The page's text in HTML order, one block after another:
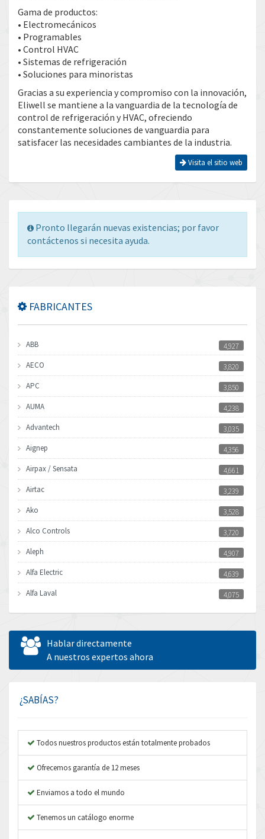
Gama de productos:
• Electromecánicos
• Programables
• Control HVAC
• Sistemas de refrigeración
• Soluciones para minoristas
Gracias a su experiencia y compromiso con la innovación,
Eliwell se mantiene a la vanguardia de la tecnología de
control de refrigeración y HVAC, ofreciendo
constantemente soluciones de vanguardia para
satisfacer las necesidades cambiantes de la industria.
Visita el sitio web
Pronto llegarán nuevas existencias; por favor
contáctenos si necesita ayuda.
FABRICANTES
ABB
4,927
AECO
3,820
APC
3,850
AUMA
4,238
Advantech
3,035
Aignep
4,356
Airpax / Sensata
4,661
Airtac
3,239
Ako
3,528
Alco Controls
3,720
Aleph
4,907
Alfa Electric
4,639
Alfa Laval
4,075
Allen Bradley
3,050
Allen West
Amperite
Amplicon Liveline
Apex Dynamics
Asco Numatics
Atos
3,816
Aventics
Hablar directamente
A nuestros expertos ahora
¿SABÍAS?
Todos nuestros productos están totalmente probados
Ofrecemos garantía de 12 meses
Enviamos a todo el mundo
Tenemos un catálogo enorme